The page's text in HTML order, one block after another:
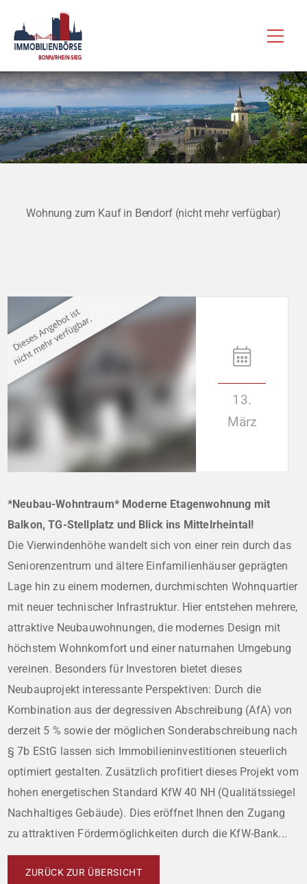
Inhalt
springen
Wohnung zum Kauf in Bendorf (nicht mehr verfügbar)
13.
März
*Neubau-Wohntraum* Moderne Etagenwohnung mit
Balkon, TG-Stellplatz und Blick ins Mittelrheintal!
Die Vierwindenhöhe wandelt sich von einer rein durch das
Seniorenzentrum und ältere Einfamilienhäuser geprägten
Lage hin zu einem modernen, durchmischten Wohnquartier
mit neuer technischer Infrastruktur. Hier entstehen mehrere,
attraktive Neubauwohnungen, die modernes Design mit
höchstem Wohnkomfort und einer naturnahen Umgebung
vereinen. Besonders für Investoren bietet dieses
Neubauprojekt interessante Perspektiven: Durch die
Kombination aus der degressiven Abschreibung (AfA) von
derzeit 5 % sowie der möglichen Sonderabschreibung nach
§ 7b EStG lassen sich Immobilieninvestitionen steuerlich
optimiert gestalten. Zusätzlich profitiert dieses Projekt vom
hohen energetischen Standard KfW 40 NH (Qualitätssiegel
Nachhaltiges Gebäude). Dies eröffnet Ihnen den Zugang
zu attraktiven Fördermöglichkeiten durch die KfW-Bank...
ZURÜCK ZUR ÜBERSICHT